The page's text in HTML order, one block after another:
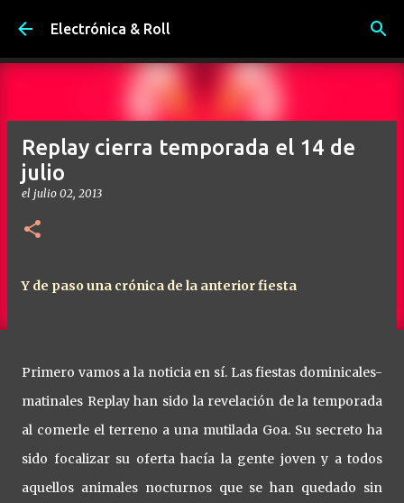
Ir al contenido principal
Electrónica & Roll
Replay cierra temporada el 14 de
julio
el julio 02, 2013
Y de paso una crónica de la anterior fiesta
Primero vamos a la noticia en sí. Las fiestas dominicales-
matinales Replay han sido la revelación de la temporada
al comerle el terreno a una mutilada Goa. Su secreto ha
sido focalizar su oferta hacía la gente joven y a todos
aquellos animales nocturnos que se han quedado sin